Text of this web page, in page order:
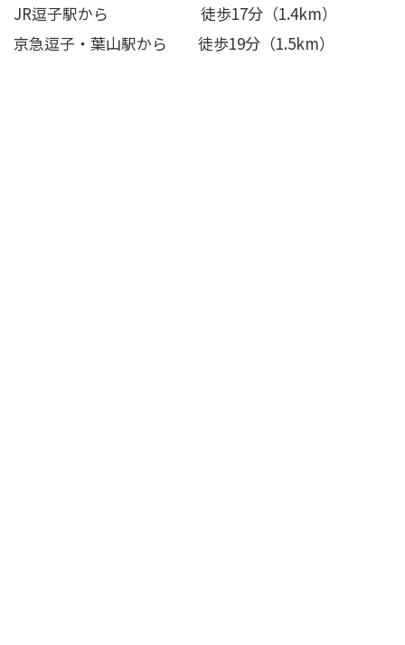
JR逗子駅から 徒歩17分（1.4km）
京急逗子・葉山駅から 徒歩19分（1.5km）